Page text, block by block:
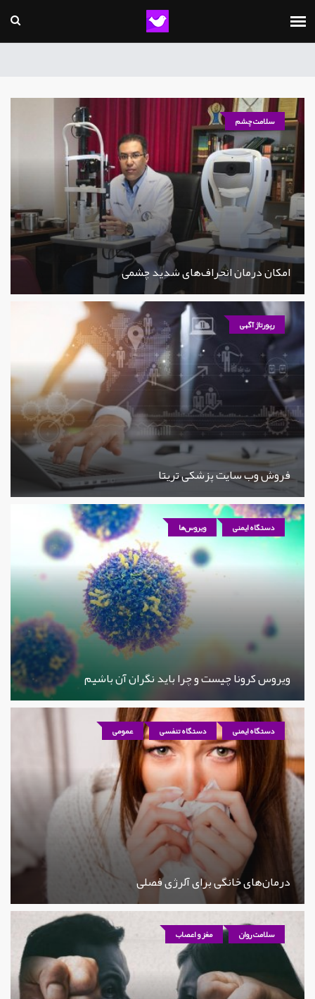
سلامت چشم
امکان درمان انحراف‌های شدید چشمی
رپورتاژ آگهی
فروش وب سایت پزشکی تریتا
دستگاه ایمنی ویروس‌ها
ویروس کرونا چیست و چرا باید نگران آن باشیم
دستگاه ایمنی دستگاه تنفسی عمومی
درمان‌های خانگی برای آلرژی فصلی
سلامت روان مغز و اعصاب